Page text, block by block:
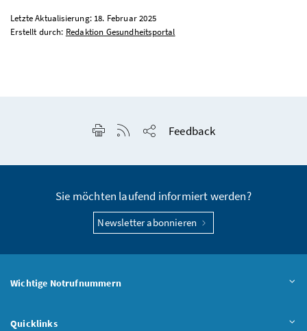
Letzte Aktualisierung: 18. Februar 2025
Erstellt durch: Redaktion Gesundheitsportal
Seite drucken
RSS-Feed anzeigen
Feedback
Sie möchten laufend informiert werden?
Newsletter abonnieren
Wichtige Notrufnummern
Quicklinks